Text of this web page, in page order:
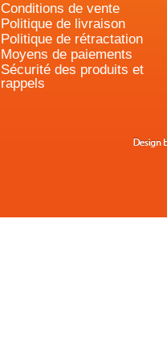
Conditions de vente
Politique de livraison
Politique de rétractation
Moyens de paiements
Sécurité des produits et
rappels